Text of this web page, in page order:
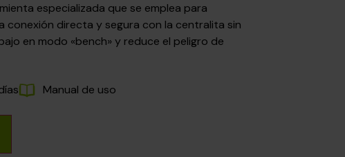
especializada que se emplea para
conexión directa y segura con la centralita sin
en modo «bench» y reduce el peligro de
Manual de uso